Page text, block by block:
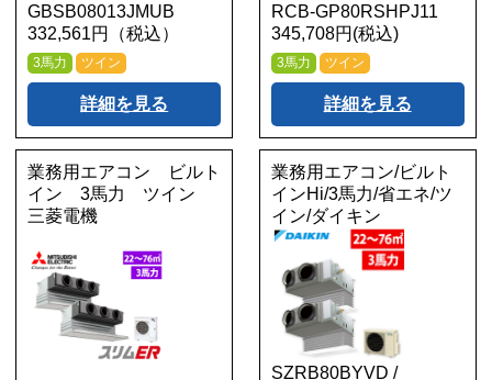
GBSB08013JMUB
332,561円（税込）
3馬力 ツイン
詳細を見る
RCB-GP80RSHPJ11
345,708円(税込)
3馬力 ツイン
詳細を見る
業務用エアコン ビルト
イン 3馬力 ツイン
三菱電機
業務用エアコン/ビルト
インHi/3馬力/省エネ/ツ
イン/ダイキン
SZRB80BYVD /